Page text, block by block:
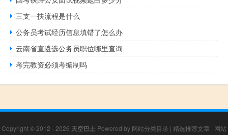
三支一扶流程是什么
公务员考试经历信息填错了怎么办
云南省直遴选公务员职位哪里查询
考完教资必须考编制吗
Copyright © 2012 - 2026 天空巴士 Powered by 网站分类目录 | 精选推荐文章 | 网站